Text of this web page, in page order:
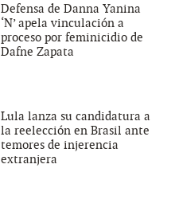
Defensa de Danna Yanina
‘N’ apela vinculación a
proceso por feminicidio de
Dafne Zapata
Lula lanza su candidatura a
la reelección en Brasil ante
temores de injerencia
extranjera